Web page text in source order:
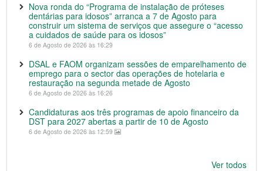
Nova ronda do “Programa de instalação de próteses
dentárias para idosos” arranca a 7 de Agosto para
construir um sistema de serviços que assegure o “acesso
a cuidados de saúde para os idosos”
6 de Agosto de 2026 às 16:29
DSAL e FAOM organizam sessões de emparelhamento de
emprego para o sector das operações de hotelaria e
restauração na segunda metade de Agosto
6 de Agosto de 2026 às 16:26
Candidaturas aos três programas de apoio financeiro da
DST para 2027 abertas a partir de 10 de Agosto
6 de Agosto de 2026 às 12:59
Ver todos